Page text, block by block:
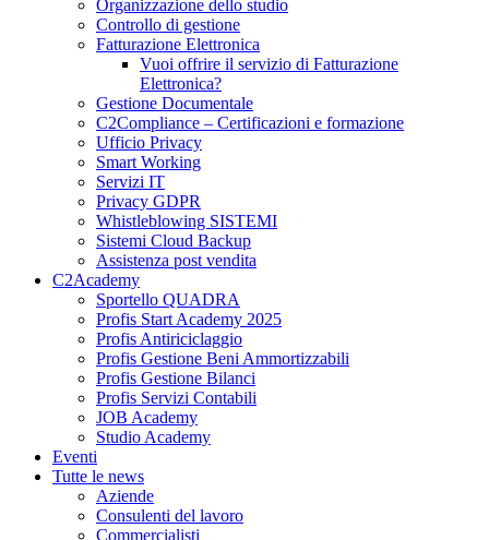
Organizzazione dello studio
Controllo di gestione
Fatturazione Elettronica
Vuoi offrire il servizio di Fatturazione
Elettronica?
Gestione Documentale
C2Compliance – Certificazioni e formazione
Ufficio Privacy
Smart Working
Servizi IT
Privacy GDPR
Whistleblowing SISTEMI
Sistemi Cloud Backup
Assistenza post vendita
C2Academy
Sportello QUADRA
Profis Start Academy 2025
Profis Antiriciclaggio
Profis Gestione Beni Ammortizzabili
Profis Gestione Bilanci
Profis Servizi Contabili
JOB Academy
Studio Academy
Eventi
Tutte le news
Aziende
Consulenti del lavoro
Commercialisti